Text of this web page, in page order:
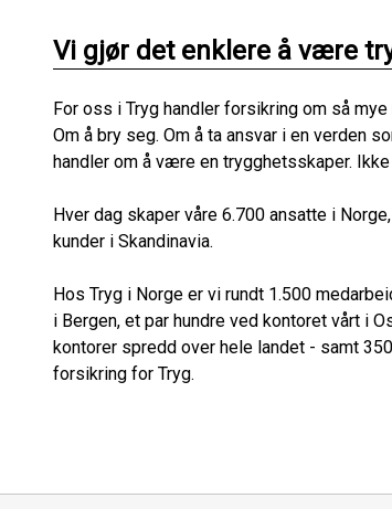
Vi gjør det enklere å være
For oss i Tryg handler forsikring om så
Om å bry seg. Om å ta ansvar i en verden
handler om å være en trygghetsskaper.
Hver dag skaper våre 6.700 ansatte i
kunder i Skandinavia.
Hos Tryg i Norge er vi rundt 1.500
i Bergen, et par hundre ved kontoret vårt i
kontorer spredd over hele landet - samt
forsikring for Tryg.